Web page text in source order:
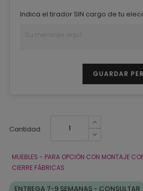
Indica el tirador SIN cargo de tu
GUARDAR
Cantidad
MUEBLES - PARA OPCIÓN CON MONTAJE
CIERRE FÁBRICAS
ENTREGA 7-9 SEMANAS - CONSULTAR